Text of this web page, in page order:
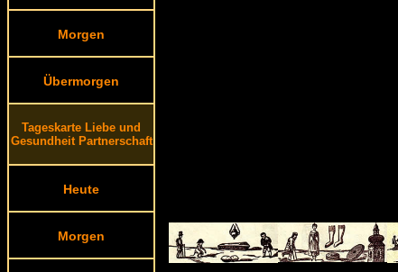
Morgen
Übermorgen
Tageskarte Liebe und
Gesundheit Partnerschaft
Heute
Morgen